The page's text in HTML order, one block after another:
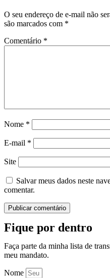
O seu endereço de e-mail não
são marcados com *
Comentário *
Nome *
E-mail *
Site
Salvar meus dados neste
comentar.
Fique por dentro
Faça parte da minha lista de
meu mandato.
Nome